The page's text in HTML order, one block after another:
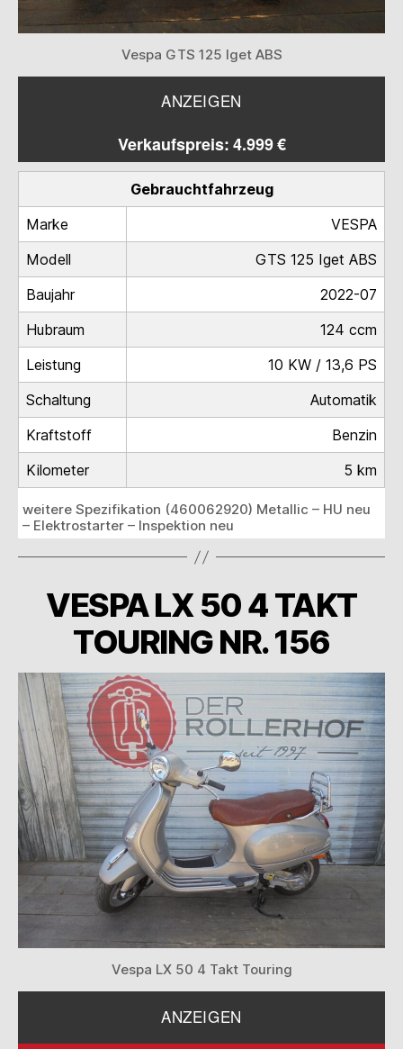
Vespa GTS 125 Iget ABS
ANZEIGEN
Verkaufspreis: 4.999 €
Gebrauchtfahrzeug
Marke
VESPA
Modell
GTS 125 Iget ABS
Baujahr
2022-07
Hubraum
124 ccm
Leistung
10 KW / 13,6 PS
Schaltung
Automatik
Kraftstoff
Benzin
Kilometer
5 km
weitere Spezifikation (460062920) Metallic – HU neu
– Elektrostarter – Inspektion neu
VESPA LX 50 4 TAKT
TOURING NR. 156
Vespa LX 50 4 Takt Touring
ANZEIGEN